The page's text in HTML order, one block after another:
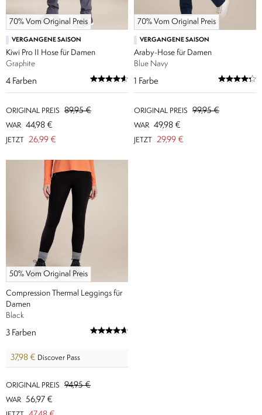
70% Vom Original Preis
VERGANGENE SAISON
Kiwi Pro II Hose für Damen
Graphite
4 Farben
ORIGINAL PREIS 89,95 €
WAR 44,98 €
JETZT 26,99 €
70% Vom Original Preis
VERGANGENE SAISON
Araby-Hose für Damen
Blue Navy
1 Farbe
ORIGINAL PREIS 99,95 €
WAR 49,98 €
JETZT 29,99 €
50% Vom Original Preis
Compression Thermal Leggings für
Damen
Black
3 Farben
37,98 € Discover Pass
ORIGINAL PREIS 94,95 €
WAR 56,97 €